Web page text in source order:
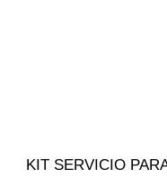
KIT SERVICIO